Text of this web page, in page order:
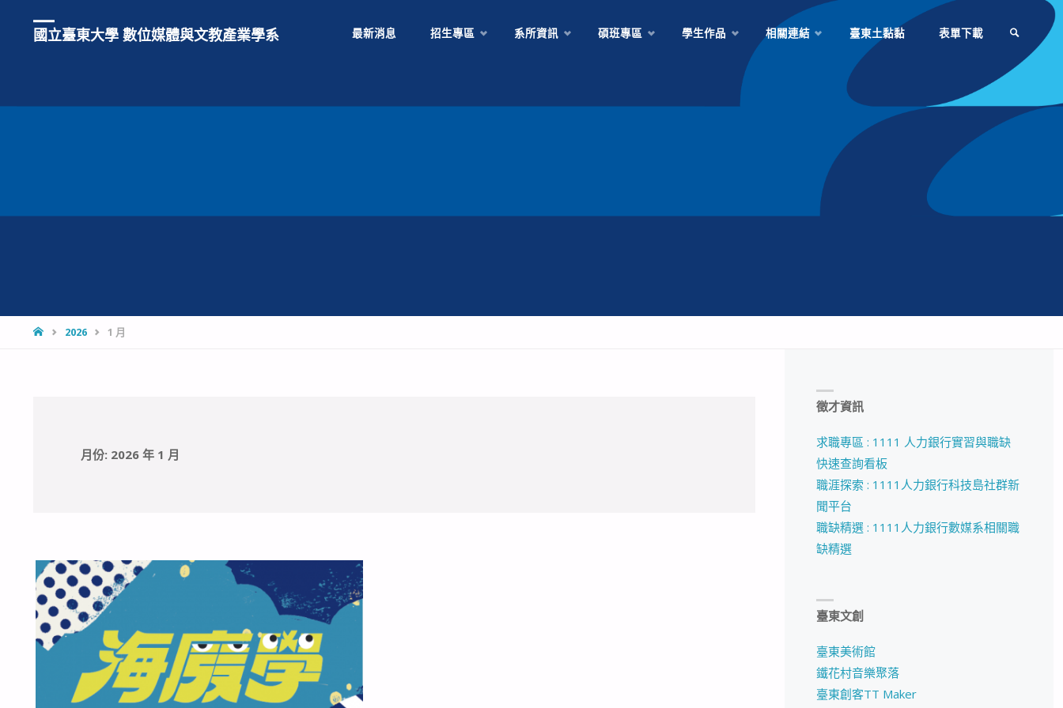
國立臺東大學 數位媒體與文教產業學系 最新消息 招生專區 系所資訊 碩班專區 學生作品 相關連結 臺東土黏黏 表單下載
HOME2026 1 月
月份: 2026 年 1 月
徵才資訊
求職專區 : 1111 人力銀行實習與職缺
快速查詢看板
職涯探索 : 1111人力銀行科技島社群新
聞平台
職缺精選 : 1111人力銀行數媒系相關職
缺精選
臺東文創
臺東美術館
鐵花村音樂聚落
臺東創客TT Maker